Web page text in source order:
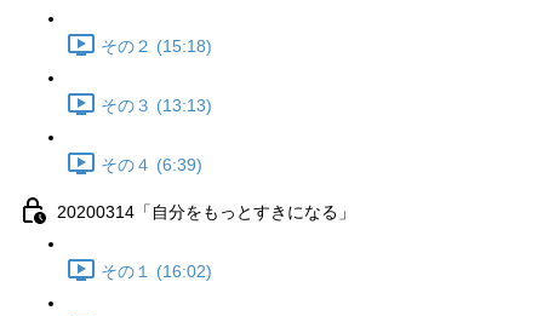
その２ (15:18)
その３ (13:13)
その４ (6:39)
20200314「自分をもっとすきになる」
その１ (16:02)